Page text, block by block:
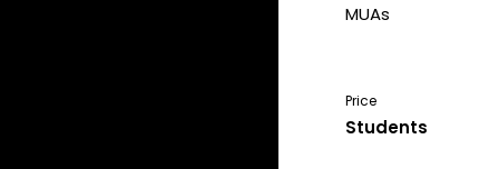
MUAs
Price
Students